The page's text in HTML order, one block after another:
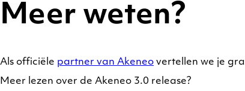
Meer weten?
Als officiële partner van Akeneo vertellen we je
Meer lezen over de Akeneo 3.0 release?